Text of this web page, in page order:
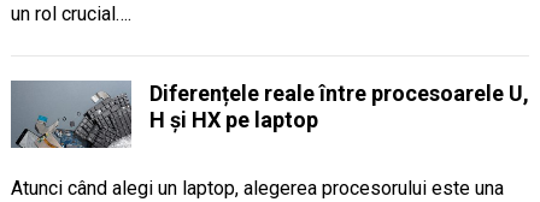
un rol crucial….
Diferențele reale între procesoarele U,
H și HX pe laptop
Atunci când alegi un laptop, alegerea procesorului este una